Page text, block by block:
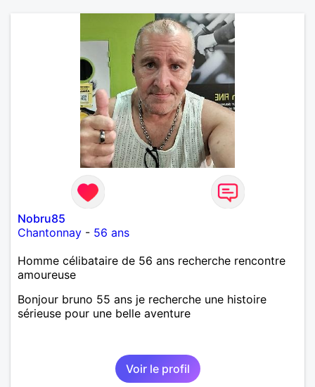
Nobru85
Chantonnay - 56 ans
Homme célibataire de 56 ans recherche rencontre
amoureuse
Bonjour bruno 55 ans je recherche une histoire
sérieuse pour une belle aventure
Voir le profil